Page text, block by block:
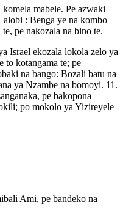
mabele. Pe azwaki
: Benga ye na kombo
pe nakozala na bino te.
Israel ekozala lokola zelo ya
to kotangama te; pe
na bango: Bozali batu na
ya Nzambe na bomoyi. 11.
pe bakopona
po mokolo ya Yizireyele
Ami, pe bandeko na